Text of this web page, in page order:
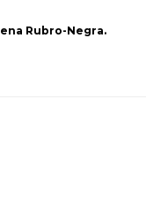
Rubro-Negra.